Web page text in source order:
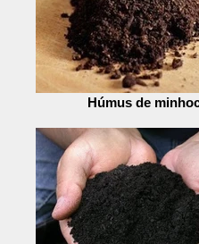
Húmus de